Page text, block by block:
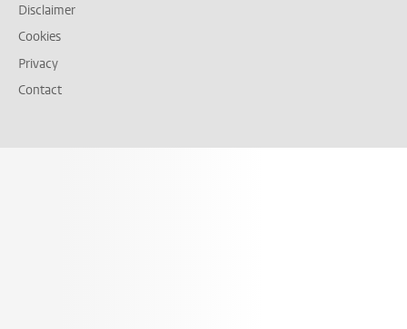
Disclaimer
Cookies
Privacy
Contact